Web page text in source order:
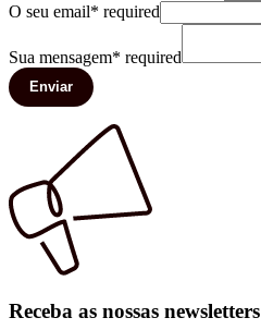
O seu email* required
Sua mensagem* required
Enviar
Receba as nossas newsletters